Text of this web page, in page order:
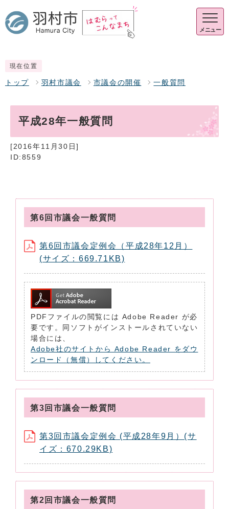
メニュー
現在位置
トップ 羽村市議会 市議会の開催 一般質問
平成28年一般質問
[2016年11月30日]
ID:8559
第6回市議会一般質問
第6回市議会定例会（平成28年12月）
(サイズ：669.71KB)
PDFファイルの閲覧には Adobe Reader が必
要です。同ソフトがインストールされていない
場合には、
Adobe社のサイトから Adobe Reader をダウ
ンロード（無償）してください。
第3回市議会一般質問
第3回市議会定例会 (平成28年9月）(サ
イズ：670.29KB)
第2回市議会一般質問